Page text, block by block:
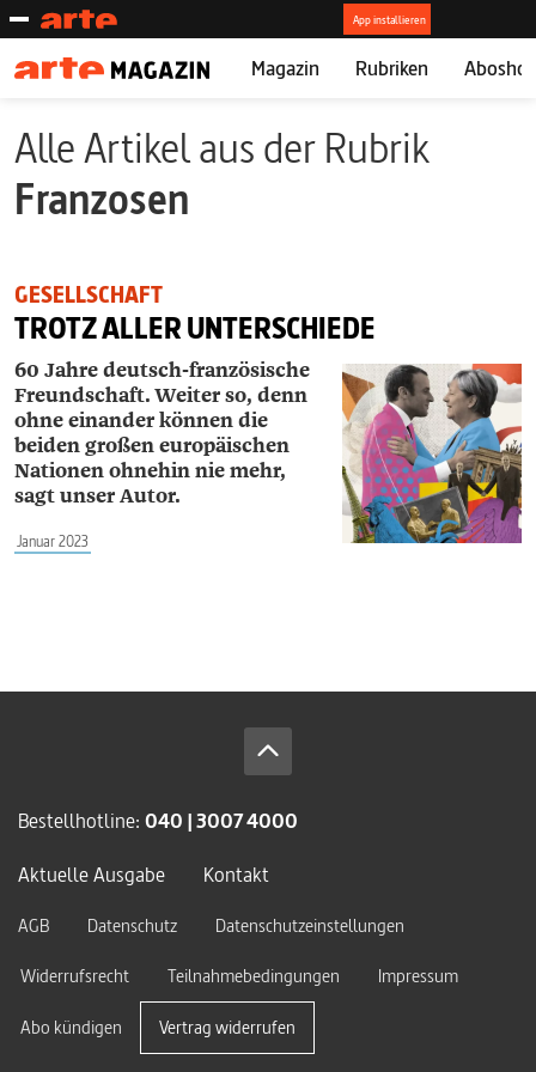
Magazin Rubriken
Alle Artikel aus der Rubrik
Franzosen
GESELLSCHAFT
TROTZ ALLER UNTERSCHIEDE
60 Jahre deutsch-französische
Freundschaft. Weiter so, denn
ohne einander können die
beiden großen europäischen
Nationen ohnehin nie mehr,
sagt unser Autor.
Januar 2023
Bestellhotline: 040 | 3007 4000
Aktuelle Ausgabe
Kontakt
AGB Datenschutz
Datenschutzeinstellungen
Widerrufsrecht
Teilnahmebedingungen Impressum
Abo kündigen Vertrag widerrufen